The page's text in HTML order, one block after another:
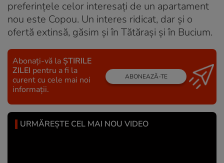
preferințele celor interesați de un apartament
nou este Copou. Un interes ridicat, dar și o
ofertă extinsă, găsim și în Tătărași și în Bucium.
Abonați-vă la ȘTIRILE
ZILEI pentru a fi la
curent cu cele mai noi
informații.
ABONEAZĂ-TE
URMĂREȘTE CEL MAI NOU VIDEO